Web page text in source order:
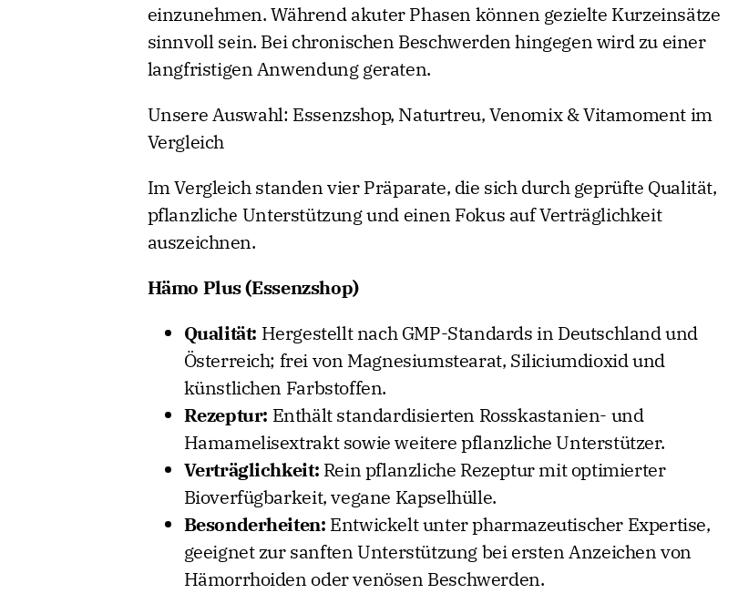
einzunehmen. Während akuter Phasen können gezielte Kurzeinsätze
sinnvoll sein. Bei chronischen Beschwerden hingegen wird zu einer
langfristigen Anwendung geraten.
Unsere Auswahl: Essenzshop, Naturtreu, Venomix & Vitamoment im
Vergleich
Im Vergleich standen vier Präparate, die sich durch geprüfte Qualität,
pflanzliche Unterstützung und einen Fokus auf Verträglichkeit
auszeichnen.
Hämo Plus (Essenzshop)
Qualität: Hergestellt nach GMP-Standards in Deutschland und
Österreich; frei von Magnesiumstearat, Siliciumdioxid und
künstlichen Farbstoffen.
Rezeptur: Enthält standardisierten Rosskastanien- und
Hamamelisextrakt sowie weitere pflanzliche Unterstützer.
Verträglichkeit: Rein pflanzliche Rezeptur mit optimierter
Bioverfügbarkeit, vegane Kapselhülle.
Besonderheiten: Entwickelt unter pharmazeutischer Expertise,
geeignet zur sanften Unterstützung bei ersten Anzeichen von
Hämorrhoiden oder venösen Beschwerden.